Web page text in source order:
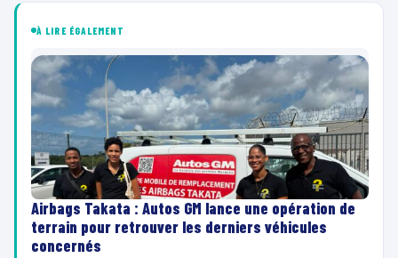
À LIRE ÉGALEMENT
Airbags Takata : Autos GM lance une opération de
terrain pour retrouver les derniers véhicules
concernés